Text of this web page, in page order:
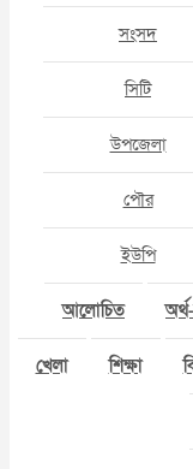
সংসদ
সিটি
উপজেলা
পৌর
ইউপি
আলোচিত
খেলা শিক্ষা